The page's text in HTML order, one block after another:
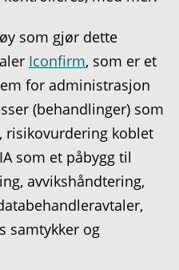
som gjør dette
Iconfirm, som er et
for administrasjon
(behandlinger) som
risikovurdering koblet
som et påbygg til
avvikshåndtering,
samtykker og